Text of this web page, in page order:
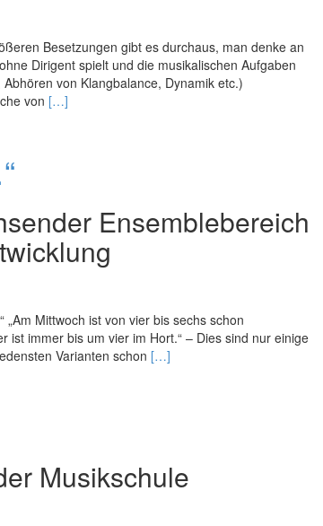
Besetzungen gibt es durchaus, man denke an
Dirigent spielt und die musikalischen Aufgaben
von Klangbalance, Dynamik etc.)
von Read
Geist
des
Ganzen
[…]
Ensemblebereich
Mittwoch ist von vier bis sechs schon
ist immer bis um vier im Hort.“ – Dies sind nur einige
Varianten schon Read
keine
[…]
Musikschule